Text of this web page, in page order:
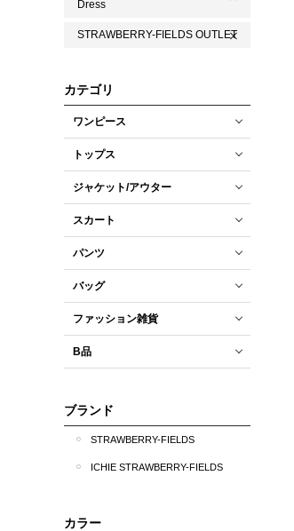
Dress
STRAWBERRY-FIELDS OUTLET
カテゴリ
ワンピース
トップス
ジャケット/アウター
スカート
パンツ
バッグ
ファッション雑貨
B品
ブランド
STRAWBERRY-FIELDS
ICHIE STRAWBERRY-FIELDS
カラー